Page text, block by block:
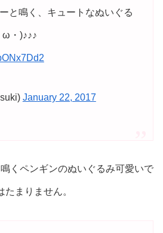
と鳴く、キュートなぬいぐる
ω・)♪♪♪
January 22, 2017
くペンギンのぬいぐるみ可愛いで
まりません。